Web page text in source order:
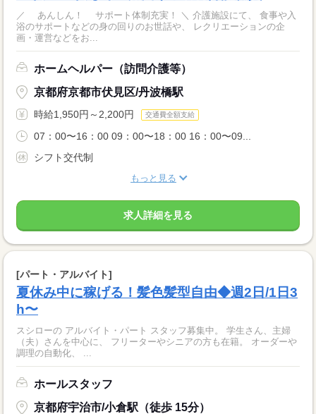
／ あんしん！ サポート体制充実！ ＼ 介護施設にて、 食事や入
浴のサポートなどの身の回りのお世話や、 レクリエーションの企
画・運営などをお...
ホームヘルパー（訪問介護等）
京都府京都市伏見区/丹波橋駅
時給1,950円～2,200円 交通費全額支給
07：00〜16：00 09：00〜18：00 16：00〜09...
シフト交代制
もっと見る
求人詳細を見る
[パート・アルバイト]
夏休み中に稼げる！髪色髪型自由◆週2日/1日3
h〜
スシローの アルバイト・パート スタッフ募集中。 学生さん、主婦
（夫）さんを中心に、 フリーターやシニアの方も在籍。 オーダーや
調理の自動化、 ...
ホールスタッフ
京都府宇治市/小倉駅（徒歩 15分）